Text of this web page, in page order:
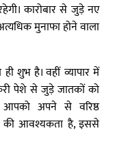
कारोबार से जुड़े नए
मुनाफा होने वाला
शुभ है। वहीं व्यापार में
पेशे से जुड़े जातकों को
आपको अपने से वरिष्ठ
की आवश्यकता है, इससे